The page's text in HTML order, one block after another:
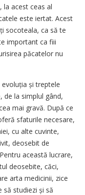
la acest ceas al
este iertat. Acest
socoteala, ca să te
important ca fiii
păcatelor nu
și treptele
de la simplul gând,
mai gravă. După ce
sfaturile necesare,
cu alte cuvinte,
deosebit de
această lucrare,
deosebite, căci,
arta medicinii, zice
să studiezi și să